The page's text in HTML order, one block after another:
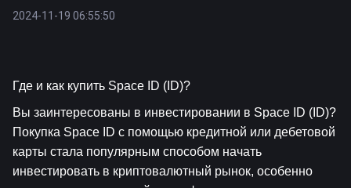
2024-11-19 06:55:50
Где и как купить Space ID (ID)?
Вы заинтересованы в инвестировании в Space ID (ID)?
Покупка Space ID с помощью кредитной или дебетовой
карты стала популярным способом начать
инвестировать в криптовалютный рынок, особенно